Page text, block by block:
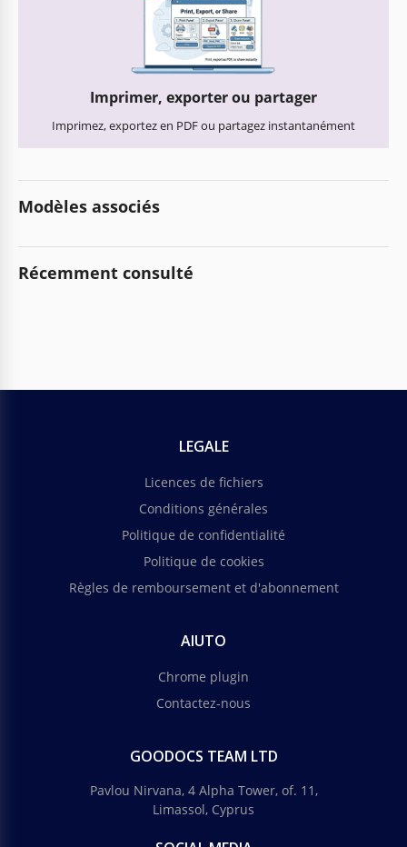
Imprimer, exporter ou partager
Imprimez, exportez en PDF ou partagez instantanément
Modèles associés
Récemment consulté
LEGALE
Licences de fichiers
Conditions générales
Politique de confidentialité
Politique de cookies
Règles de remboursement et d'abonnement
AIUTO
Chrome plugin
Contactez-nous
GOODOCS TEAM LTD
Pavlou Nirvana, 4 Alpha Tower, of. 11,
Limassol, Cyprus